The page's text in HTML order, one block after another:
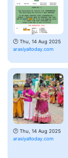
🕑 Thu, 14 Aug 2025
arasiyaltoday.com
🕑 Thu, 14 Aug 2025
arasiyaltoday.com